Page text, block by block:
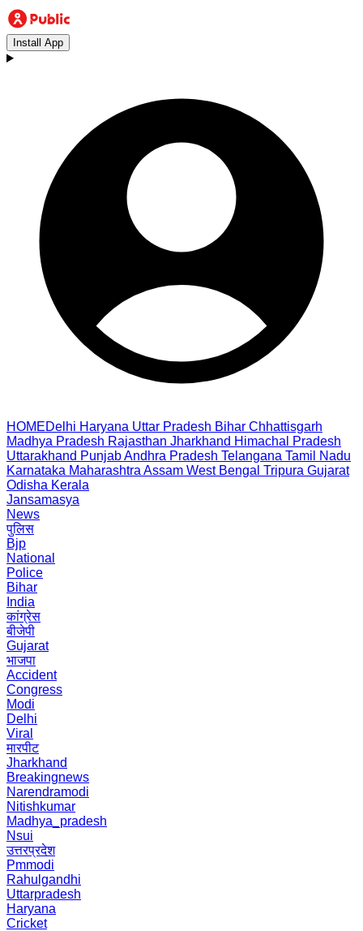
Install App
HOMEDelhi Haryana Uttar Pradesh Bihar Chhattisgarh
Madhya Pradesh Rajasthan Jharkhand Himachal Pradesh
Uttarakhand PunjabAndhra Pradesh Telangana Tamil Nadu
Karnataka Maharashtra Assam West Bengal Tripura Gujarat
Odisha Kerala
Jansamasya
News
पुलिस
Bjp
National
Police
Bihar
India
कांग्रेस
बीजेपी
Gujarat
भाजपा
Accident
Congress
Modi
Delhi
Viral
मारपीट
Jharkhand
Breakingnews
Narendramodi
Nitishkumar
Madhya_pradesh
Nsui
उत्तरप्रदेश
Pmmodi
Rahulgandhi
Uttarpradesh
Haryana
Cricket